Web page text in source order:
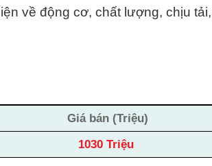
về động cơ, chất lượng, chịu
Giá bán (Triệu)
1030 Triệu